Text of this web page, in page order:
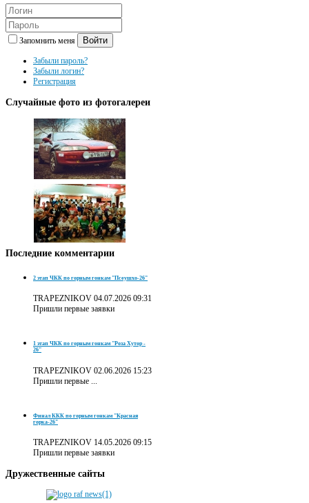
Запомнить меня Войти
Забыли пароль?
Забыли логин?
Регистрация
Случайные фото из фотогалереи
Последние комментарии
2 этап ЧКК по горным гонкам "Псеушхо-26"
TRAPEZNIKOV 04.07.2026 09:31
Пришли первые заявки
1 этап ЧКК по горным гонкам "Роза Хутор -
26"
TRAPEZNIKOV 02.06.2026 15:23
Пришли первые ...
Финал ККК по горным гонкам "Красная
горка-26"
TRAPEZNIKOV 14.05.2026 09:15
Пришли первые заявки
Дружественные сайты